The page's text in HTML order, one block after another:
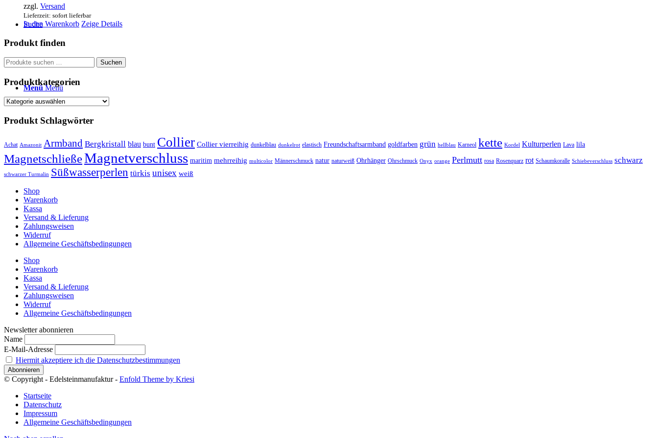
Suche
Menü Menü
zzgl. Versand
Lieferzeit: sofort lieferbar
In den Warenkorb Zeige Details
Produkt finden
Suchen
nach:
Suchen
Produktkategorien
Produkt Schlagwörter
Achat Amazonit Armband Bergkristall blau bunt Collier Collier vierreihig dunkelblau dunkelrot elastisch Freundschaftsarmband goldfarben grün hellblau Karneol kette Kordel Kulturperlen Lava lila
MagnetschließeMagnetverschluss maritim mehrreihig multicolor Männerschmuck natur naturweiß Ohrhänger Ohrschmuck Onyx orange Perlmutt rosa Rosenquarz rot Schaumkoralle Schiebeverschluss schwarz
schwarzer Turmalin Süßwasserperlen türkis unisex weiß
Shop
Warenkorb
Kassa
Versand & Lieferung
Zahlungsweisen
Widerruf
Allgemeine Geschäftsbedingungen
Shop
Warenkorb
Kassa
Versand & Lieferung
Zahlungsweisen
Widerruf
Allgemeine Geschäftsbedingungen
Newsletter abonnieren
Name
E-Mail-Adresse
Hiermit akzeptiere ich die Datenschutzbestimmungen
© Copyright - Edelsteinmanufaktur - Enfold Theme by Kriesi
Startseite
Datenschutz
Impressum
Allgemeine Geschäftsbedingungen